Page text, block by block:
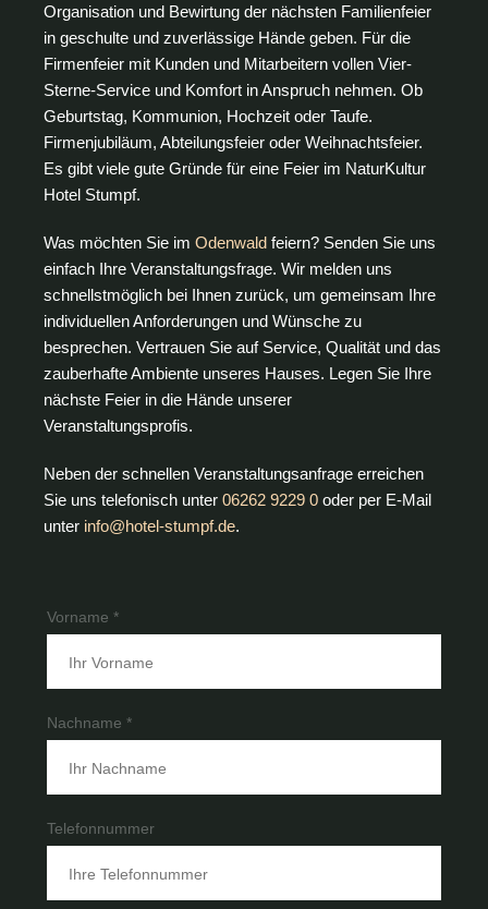
Organisation und Bewirtung der nächsten Familienfeier
in geschulte und zuverlässige Hände geben. Für die
Firmenfeier mit Kunden und Mitarbeitern vollen Vier-
Sterne-Service und Komfort in Anspruch nehmen. Ob
Geburtstag, Kommunion, Hochzeit oder Taufe.
Firmenjubiläum, Abteilungsfeier oder Weihnachtsfeier.
Es gibt viele gute Gründe für eine Feier im NaturKultur
Hotel Stumpf.
Was möchten Sie imOdenwald feiern? Senden Sie uns
einfach Ihre Veranstaltungsfrage. Wir melden uns
schnellstmöglich bei Ihnen zurück, um gemeinsam Ihre
individuellen Anforderungen und Wünsche zu
besprechen. Vertrauen Sie auf Service, Qualität und das
zauberhafte Ambiente unseres Hauses. Legen Sie Ihre
nächste Feier in die Hände unserer
Veranstaltungsprofis.
Neben der schnellen Veranstaltungsanfrage erreichen
Sie uns telefonisch unter06262 9229 0 oder per E-Mail
unter info@hotel-stumpf.de.
Vorname *
Nachname *
Telefonnummer